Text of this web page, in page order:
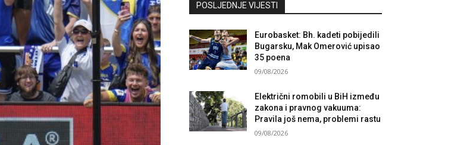
POSLJEDNJE VIJESTI
Eurobasket: Bh. kadeti pobijedili
Bugarsku, Mak Omerović upisao
35 poena
09/08/2026
Električni romobili u BiH između
zakona i pravnog vakuuma:
Pravila još nema, problemi rastu
09/08/2026